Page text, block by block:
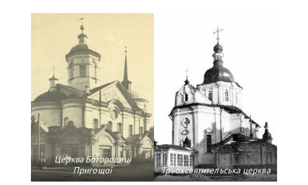
Церква Богородиці
Пригощої
Трьохсвятительська церква